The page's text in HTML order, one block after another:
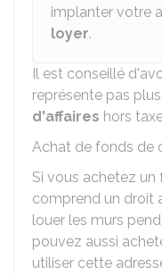
implanter votre
loyer.
Il est conseillé
représente pas
d'affaires hors
Achat de fonds de
Si vous achetez
comprend un droit
louer les murs
pouvez aussi
utiliser cette